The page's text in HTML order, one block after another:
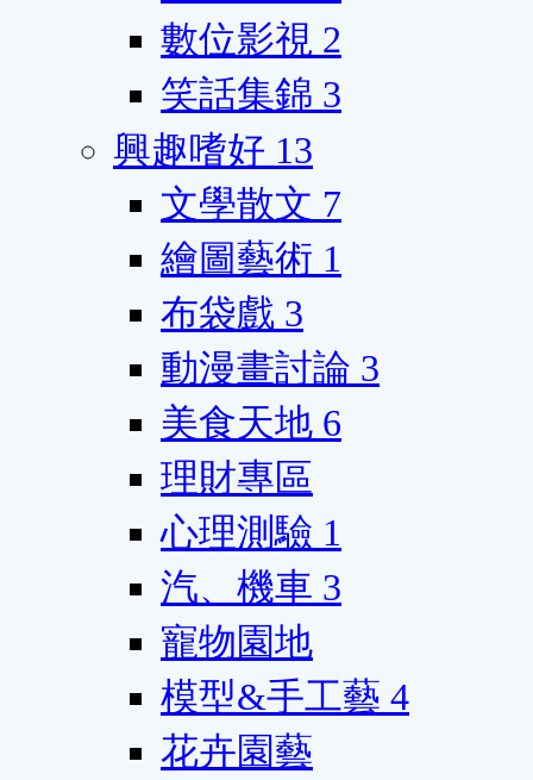
數位影視 2
笑話集錦 3
興趣嗜好 13
文學散文 7
繪圖藝術 1
布袋戲 3
動漫畫討論 3
美食天地 6
理財專區
心理測驗 1
汽、機車 3
寵物園地
模型&手工藝 4
花卉園藝